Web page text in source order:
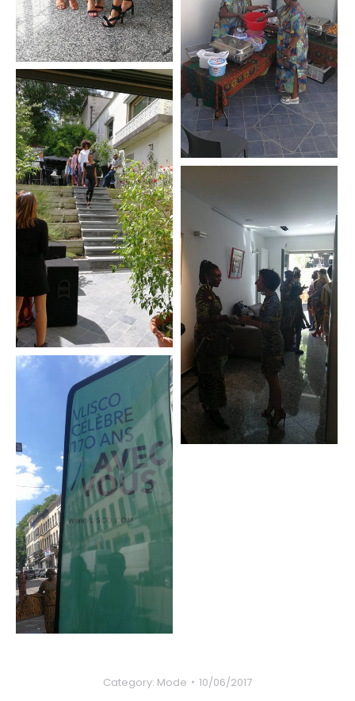
Category: Mode 10/06/2017